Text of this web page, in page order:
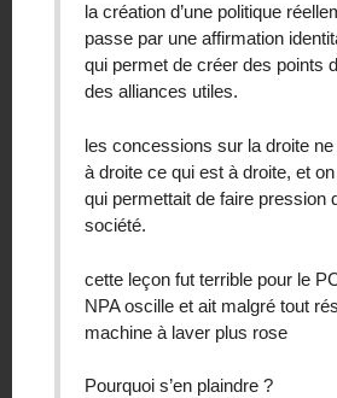
la création d’une politique
passe par une affirmation
qui permet de créer des points
des alliances utiles.
les concessions sur la droite
à droite ce qui est à droite, et
qui permettait de faire pression
société.
cette leçon fut terrible pour le
NPA oscille et ait malgré tout
machine à laver plus rose
Pourquoi s’en plaindre ?